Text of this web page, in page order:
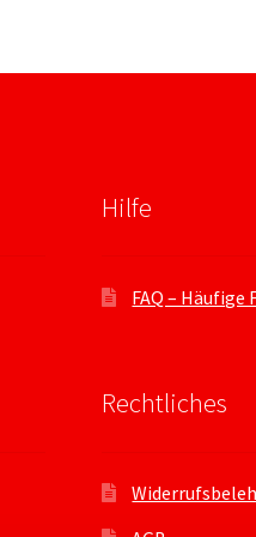
Hilfe
FAQ – Häufige
Rechtliches